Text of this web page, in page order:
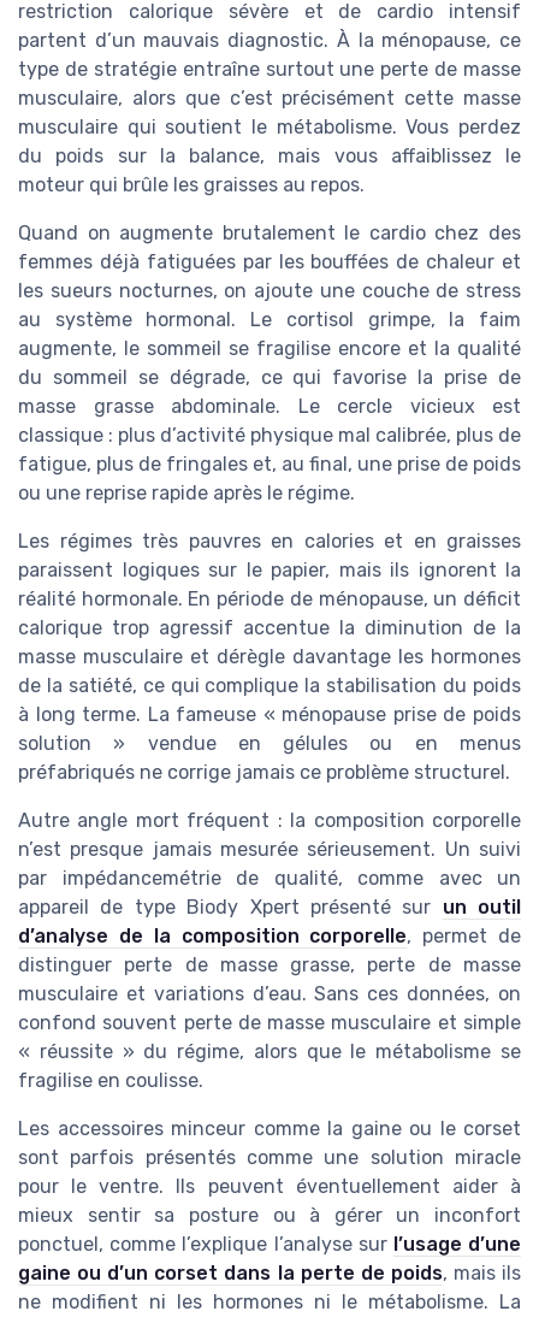
restriction calorique sévère et de cardio intensif
partent d’un mauvais diagnostic. À la ménopause, ce
type de stratégie entraîne surtout une perte de masse
musculaire, alors que c’est précisément cette masse
musculaire qui soutient le métabolisme. Vous perdez
du poids sur la balance, mais vous affaiblissez le
moteur qui brûle les graisses au repos.
Quand on augmente brutalement le cardio chez des
femmes déjà fatiguées par les bouffées de chaleur et
les sueurs nocturnes, on ajoute une couche de stress
au système hormonal. Le cortisol grimpe, la faim
augmente, le sommeil se fragilise encore et la qualité
du sommeil se dégrade, ce qui favorise la prise de
masse grasse abdominale. Le cercle vicieux est
classique : plus d’activité physique mal calibrée, plus de
fatigue, plus de fringales et, au final, une prise de poids
ou une reprise rapide après le régime.
Les régimes très pauvres en calories et en graisses
paraissent logiques sur le papier, mais ils ignorent la
réalité hormonale. En période de ménopause, un déficit
calorique trop agressif accentue la diminution de la
masse musculaire et dérègle davantage les hormones
de la satiété, ce qui complique la stabilisation du poids
à long terme. La fameuse « ménopause prise de poids
solution » vendue en gélules ou en menus
préfabriqués ne corrige jamais ce problème structurel.
Autre angle mort fréquent : la composition corporelle
n’est presque jamais mesurée sérieusement. Un suivi
par impédancemétrie de qualité, comme avec un
appareil de type Biody Xpert présenté sur un outil
d’analyse de la composition corporelle, permet de
distinguer perte de masse grasse, perte de masse
musculaire et variations d’eau. Sans ces données, on
confond souvent perte de masse musculaire et simple
« réussite » du régime, alors que le métabolisme se
fragilise en coulisse.
Les accessoires minceur comme la gaine ou le corset
sont parfois présentés comme une solution miracle
pour le ventre. Ils peuvent éventuellement aider à
mieux sentir sa posture ou à gérer un inconfort
ponctuel, comme l’explique l’analyse sur l’usage d’une
gaine ou d’un corset dans la perte de poids, mais ils
ne modifient ni les hormones ni le métabolisme. La